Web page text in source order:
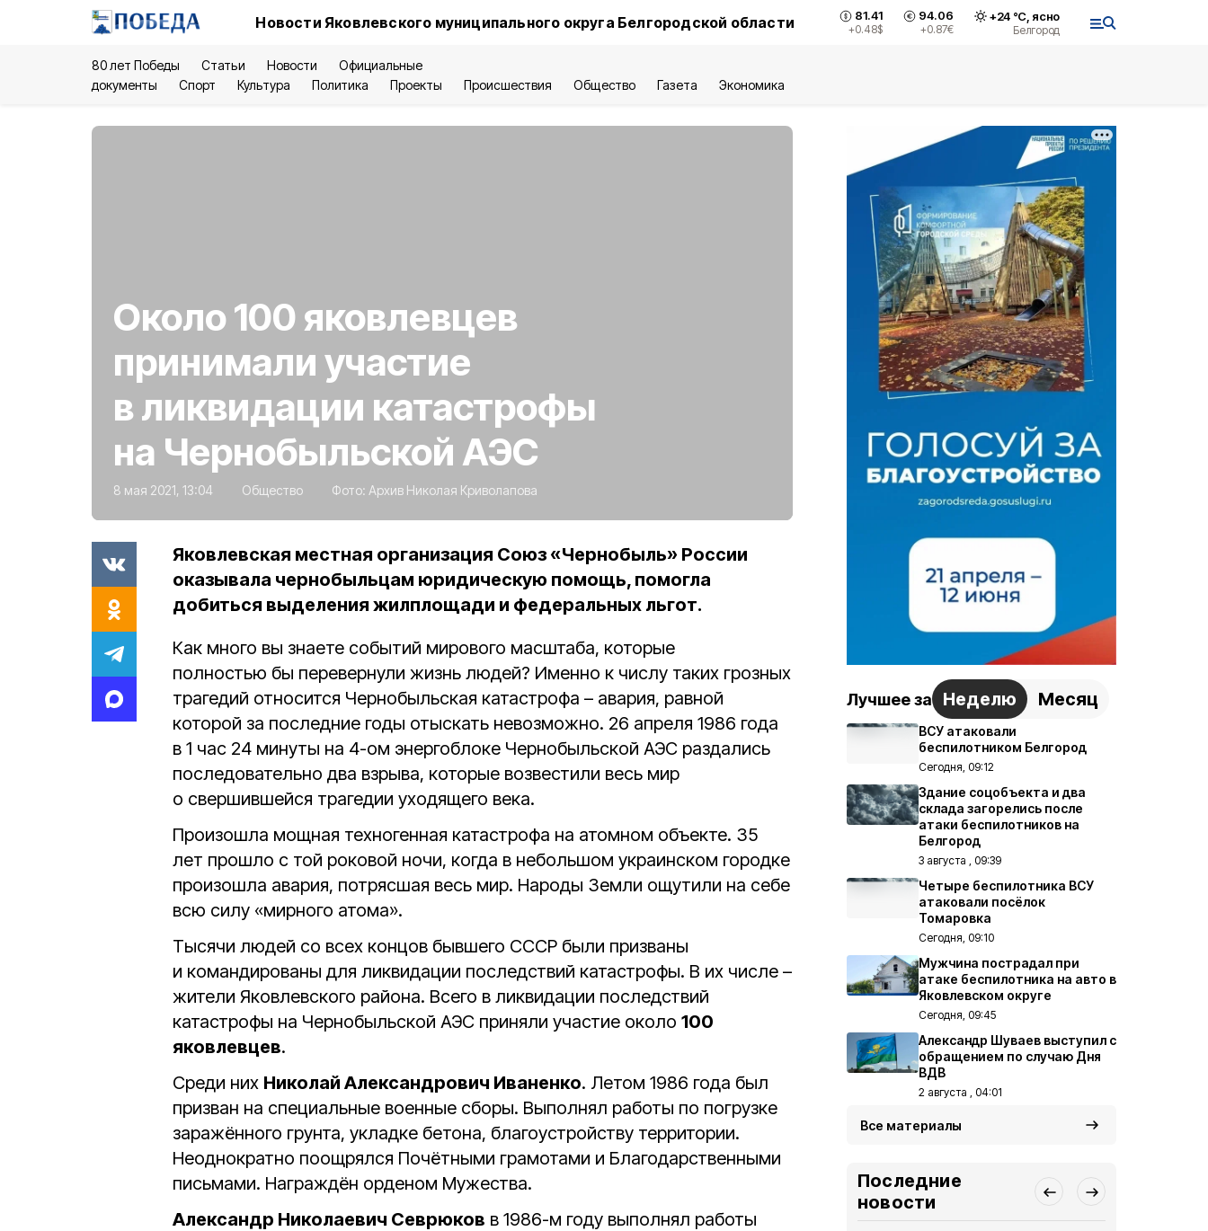
Новости Яковлевского муниципального округа Белгородской области 81.41
+0.48$
94.06
+0.87€
+24°С, ясно
Белгород
80 лет Победы Статьи Новости
Официальные
документы
Спорт Культура Политика Проекты Происшествия Общество Газета Экономика
Около 100 яковлевцев
принимали участие
в ликвидации катастрофы
на Чернобыльской АЭС
8 мая 2021, 13:04 Общество Фото: Архив Николая Криволапова
Яковлевская местная организация Союз «Чернобыль» России
оказывала чернобыльцам юридическую помощь, помогла
добиться выделения жилплощади и федеральных льгот.
Как много вы знаете событий мирового масштаба, которые
полностью бы перевернули жизнь людей? Именно к числу таких грозных
трагедий относится Чернобыльская катастрофа – авария, равной
которой за последние годы отыскать невозможно. 26 апреля 1986 года
в 1 час 24 минуты на 4-ом энергоблоке Чернобыльской АЭС раздались
последовательно два взрыва, которые возвестили весь мир
о свершившейся трагедии уходящего века.
Произошла мощная техногенная катастрофа на атомном объекте. 35
лет прошло с той роковой ночи, когда в небольшом украинском городке
произошла авария, потрясшая весь мир. Народы Земли ощутили на себе
всю силу «мирного атома».
Тысячи людей со всех концов бывшего СССР были призваны
и командированы для ликвидации последствий катастрофы. В их числе –
жители Яковлевского района. Всего в ликвидации последствий
катастрофы на Чернобыльской АЭС приняли участие около 100
яковлевцев.
Среди них Николай Александрович Иваненко. Летом 1986 года был
призван на специальные военные сборы. Выполнял работы по погрузке
заражённого грунта, укладке бетона, благоустройству территории.
Неоднократно поощрялся Почётными грамотами и Благодарственными
письмами. Награждён орденом Мужества.
Александр Николаевич Севрюков в 1986-м году выполнял работы
Лучшее за Неделю Месяц
ВСУ атаковали
беспилотником Белгород
Сегодня, 09:12
Здание соцобъекта и два
склада загорелись после
атаки беспилотников на
Белгород
3 августа , 09:39
Четыре беспилотника ВСУ
атаковали посёлок
Томаровка
Сегодня, 09:10
Мужчина пострадал при
атаке беспилотника на авто в
Яковлевском округе
Сегодня, 09:45
Александр Шуваев выступил с
обращением по случаю Дня
ВДВ
2 августа , 04:01
Все материалы
Последние
новости